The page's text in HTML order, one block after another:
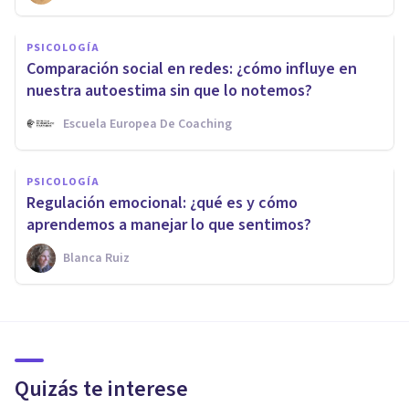
PSICOLOGÍA
Comparación social en redes: ¿cómo influye en
nuestra autoestima sin que lo notemos?
Escuela Europea De Coaching
PSICOLOGÍA
Regulación emocional: ¿qué es y cómo
aprendemos a manejar lo que sentimos?
Blanca Ruiz
Quizás te interese